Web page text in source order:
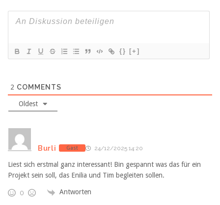
{} [+]
2 COMMENTS
Oldest
Burli Gast 24/12/2025 14:20
Liest sich erstmal ganz interessant! Bin gespannt was das für ein
Projekt sein soll, das Enilia und Tim begleiten sollen.
0 Antworten